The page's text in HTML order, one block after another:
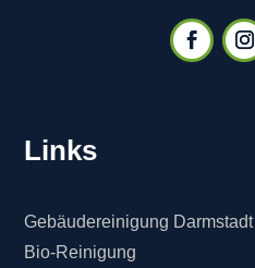
Links
Gebäudereinigung Darmstadt
Bio-Reinigung